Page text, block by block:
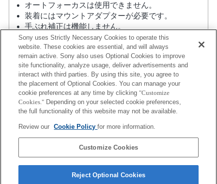
オートフォーカスは使用できません。
装着にはマウントアダプターが必要です。
手ぶれ補正は機能しません。
マイフォトスタイルは機能しません。
レンズ補正機能には対応していません。
マウントアダプターを使用して「Aマウントレン
ズ」を装着した場合には、ピントリングを回しても
MFアシスト機能は自動的には起動しません。 「カ
スタムキー設定」で任意のキーに「ピント拡大」も
しくは「MFアシスト」機能を割り当てて使用してく
ださい
S（シャッター優先）モード、M（マニュアル）モー
ド時は、動画撮影中もシャッタースピードの設定が
Sony uses Strictly Necessary Cookies to operate this
website. These cookies are essential, and will always
remain active. Sony also uses Optional Cookies to improve
site functionality, analyze usage, deliver advertisements and
interact with third parties. By using this site, you agree to
the placement of Optional Cookies. You can manage your
cookie preferences at any time by clicking "Customize
Cookies." Depending on your selected cookie preferences,
the full functionality of this website may not be available.
Review our Cookie Policyfor more information.
Customize Cookies
Reject Optional Cookies